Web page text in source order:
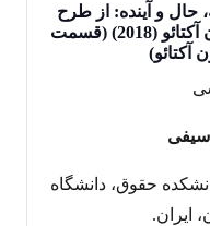
حال و آینده: از طرح
جانشینی دولت تا وضع کنوانسیون آکتائو (2018) (قسمت
آکتائو)
سیفی
حقوق، دانشگاه
ایران.